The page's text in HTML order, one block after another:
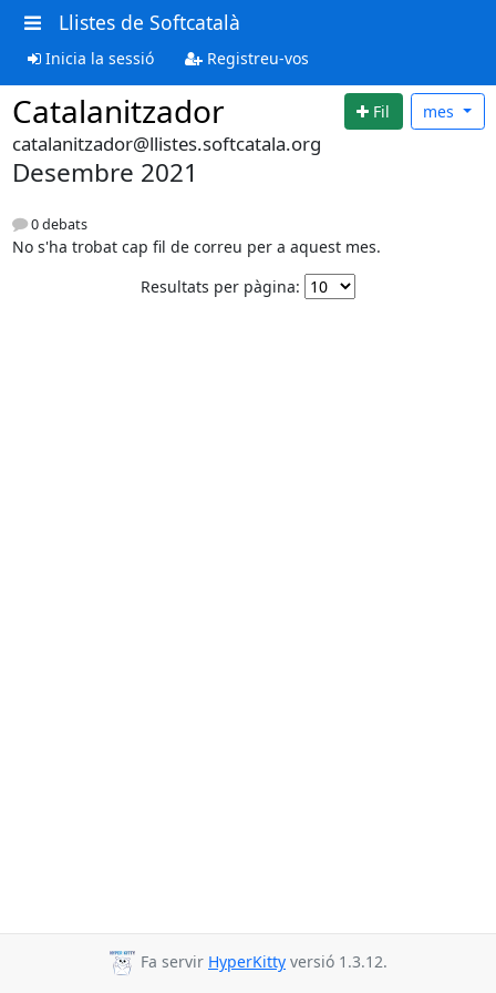
Llistes de Softcatalà
Inicia la sessió Registreu-vos
Catalanitzador Fil mes
catalanitzador@llistes.softcatala.org
Desembre 2021
0 debats
No s'ha trobat cap fil de correu per a aquest mes.
Resultats per pàgina:
Fa servir HyperKitty versió 1.3.12.